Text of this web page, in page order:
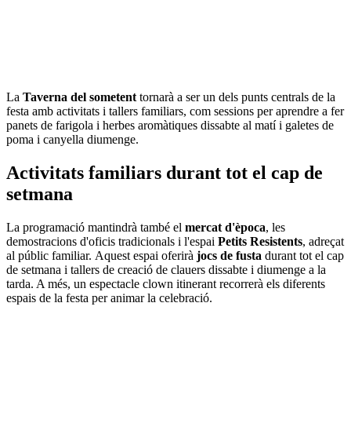
La Taverna del sometent tornarà a ser un dels punts centrals de la
festa amb activitats i tallers familiars, com sessions per aprendre a fer
panets de farigola i herbes aromàtiques dissabte al matí i galetes de
poma i canyella diumenge.
Activitats familiars durant tot el cap de
setmana
La programació mantindrà també el mercat d'època, les
demostracions d'oficis tradicionals i l'espai Petits Resistents, adreçat
al públic familiar. Aquest espai oferirà jocs de fusta durant tot el cap
de setmana i tallers de creació de clauers dissabte i diumenge a la
tarda. A més, un espectacle clown itinerant recorrerà els diferents
espais de la festa per animar la celebració.